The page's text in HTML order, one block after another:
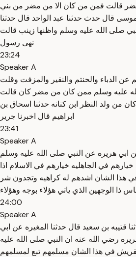
قالت فمن من كان الا من مضر من بني
موسى قال حدث حدثنا عبد الواحد قال حدثنا
صلى الله عليه وسلم واظنها زينب قالت
نهى رسول
23:24
Speaker A
عن الدباء والحنتم والنقير والمزفت وقلت
عليه وسلم ممن كان من مضر كان قالت
من ولد النظر ابن كنانه حدثنا اسحاق بن
ابراهيم قال اخبرنا جرير
23:41
Speaker A
هريره عن النبي صلى الله عليه وسلم
في الجاهليه خيارهم في الاسلام اذا
هذا الشان اشدهم له كراهيه وتجدون شر
ذا الوجهين الذي ياتي هؤلاء بوجه وهؤلاء
24:00
Speaker A
قتيبه بن سعيد قال حدثنا المغيره عن ابي
رضي الله عنه ان النبي صلى الله عليه
في هذا الشان مسلمهم تبع لمسلمهم